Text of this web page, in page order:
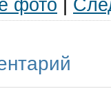
фото